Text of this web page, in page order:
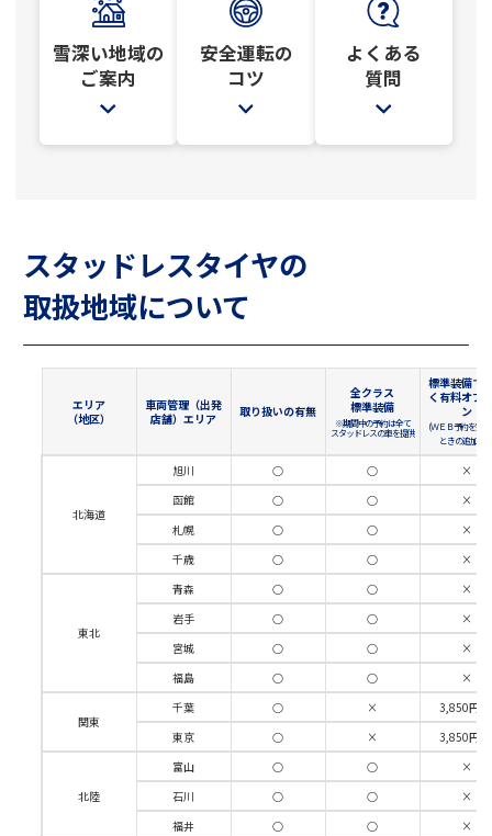
雪深い地域の
ご案内
安全運転の
コツ
よくある
質問
スタッドレスタイヤの
取扱地域について
エリア
（地区）
車両管理（出発
店舗）エリア
取り扱いの有無
全クラス
標準装備
※期間中の予約は全て
スタッドレスの車を提供
標準装備で
く有料オプ
ン
(ＷＥＢ予約を完
ときの追加料
北海道
旭川 ○ ○
×
函館
○ ○
×
札幌
○ ○
×
千歳
○ ○ ×
東北
青森 ○ ○
×
岩手
○ ○
×
宮城
○ ○
×
福島
○ ○ ×
関東
千葉 ○ ×
3,850円/
東京
○ × 3,850円/
北陸
富山 ○ ○
×
石川
○ ○
×
福井
○ ○ ×